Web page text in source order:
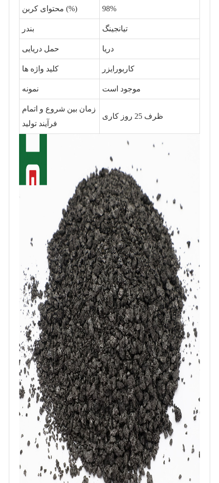
محتوای کربن (%) 98%
بندر تیانجینگ
حمل دریایی دریا
کلید واژه ها کاربورایزر
نمونه موجود است
زمان بین شروع و اتمام
فرآیند تولید
ظرف 25 روز کاری